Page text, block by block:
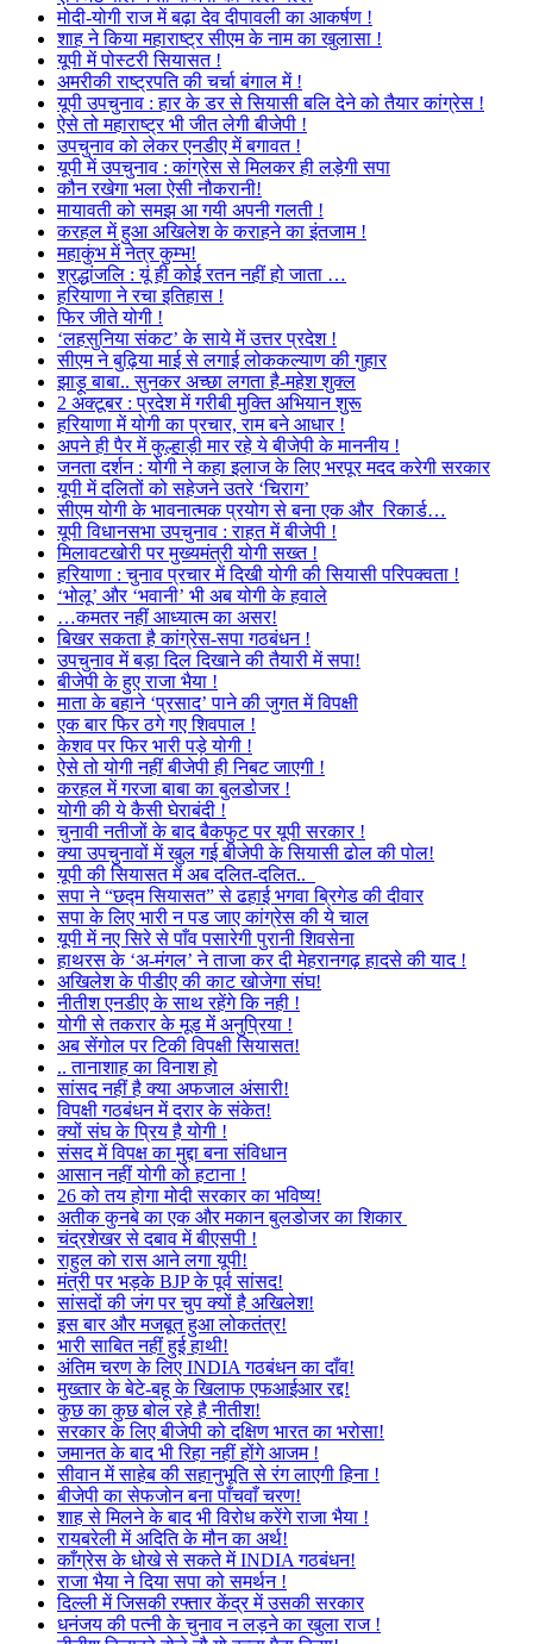
मोदी-योगी राज में बढ़ा देव दीपावली का आकर्षण !
शाह ने किया महाराष्ट्र सीएम के नाम का खुलासा !
यूपी में पोस्टरी सियासत !
अमरीकी राष्ट्रपति की चर्चा बंगाल में !
यूपी उपचुनाव : हार के डर से सियासी बलि देने को तैयार कांग्रेस !
ऐसे तो महाराष्ट्र भी जीत लेगी बीजेपी !
उपचुनाव को लेकर एनडीए में बगावत !
यूपी में उपचुनाव : कांग्रेस से मिलकर ही लड़ेगी सपा
कौन रखेगा भला ऐसी नौकरानी!
मायावती को समझ आ गयी अपनी गलती !
करहल में हुआ अखिलेश के कराहने का इंतजाम !
महाकुंभ में नेत्र कुम्भ!
श्रद्धांजलि : यूं ही कोई रतन नहीं हो जाता …
हरियाणा ने रचा इतिहास !
फिर जीते योगी !
‘लहसुनिया संकट’ के साये में उत्तर प्रदेश !
सीएम ने बुढ़िया माई से लगाई लोककल्याण की गुहार
झाड़ू बाबा.. सुनकर अच्छा लगता है-महेश शुक्ल
2 अक्टूबर : प्रदेश में गरीबी मुक्ति अभियान शुरू
हरियाणा में योगी का प्रचार, राम बने आधार !
अपने ही पैर में कुल्हाड़ी मार रहे ये बीजेपी के माननीय !
जनता दर्शन : योगी ने कहा इलाज के लिए भरपूर मदद करेगी सरकार
यूपी में दलितों को सहेजने उतरे ‘चिराग’
सीएम योगी के भावनात्मक प्रयोग से बना एक और रिकार्ड…
यूपी विधानसभा उपचुनाव : राहत में बीजेपी !
मिलावटखोरी पर मुख्यमंत्री योगी सख्त !
हरियाणा : चुनाव प्रचार में दिखी योगी की सियासी परिपक्वता !
‘भोलू’ और ‘भवानी’ भी अब योगी के हवाले
…कमतर नहीं आध्यात्म का असर!
बिखर सकता है कांग्रेस-सपा गठबंधन !
उपचुनाव में बड़ा दिल दिखाने की तैयारी में सपा!
बीजेपी के हुए राजा भैया !
माता के बहाने ‘प्रसाद’ पाने की जुगत में विपक्षी
एक बार फिर ठगे गए शिवपाल !
केशव पर फिर भारी पड़े योगी !
ऐसे तो योगी नहीं बीजेपी ही निबट जाएगी !
करहल में गरजा बाबा का बुलडोजर !
योगी की ये कैसी घेराबंदी !
चुनावी नतीजों के बाद बैकफुट पर यूपी सरकार !
क्या उपचुनावों में खुल गई बीजेपी के सियासी ढोल की पोल!
यूपी की सियासत में अब दलित-दलित..
सपा ने “छद्म सियासत” से ढहाई भगवा ब्रिगेड की दीवार
सपा के लिए भारी न पड जाए कांग्रेस की ये चाल
यूपी में नए सिरे से पाँव पसारेगी पुरानी शिवसेना
हाथरस के ‘अ-मंगल’ ने ताजा कर दी मेहरानगढ़ हादसे की याद !
अखिलेश के पीडीए की काट खोजेगा संघ!
नीतीश एनडीए के साथ रहेंगे कि नही !
योगी से तकरार के मूड में अनुप्रिया !
अब सेंगोल पर टिकी विपक्षी सियासत!
.. तानाशाह का विनाश हो
सांसद नहीं है क्या अफजाल अंसारी!
विपक्षी गठबंधन में दरार के संकेत!
क्यों संघ के प्रिय है योगी !
संसद में विपक्ष का मुद्दा बना संविधान
आसान नहीं योगी को हटाना !
26 को तय होगा मोदी सरकार का भविष्य!
अतीक कुनबे का एक और मकान बुलडोजर का शिकार
चंद्रशेखर से दबाव में बीएसपी !
राहुल को रास आने लगा यूपी!
मंत्री पर भड़के BJP के पूर्व सांसद!
सांसदों की जंग पर चुप क्यों है अखिलेश!
इस बार और मजबूत हुआ लोकतंत्र!
भारी साबित नहीं हुई हाथी!
अंतिम चरण के लिए INDIA गठबंधन का दाँव!
मुख्तार के बेटे-बहू के खिलाफ एफआईआर रद्द!
कुछ का कुछ बोल रहे है नीतीश!
सरकार के लिए बीजेपी को दक्षिण भारत का भरोसा!
जमानत के बाद भी रिहा नहीं होंगे आजम !
सीवान में साहेब की सहानुभूति से रंग लाएगी हिना !
बीजेपी का सेफजोन बना पाँचवाँ चरण!
शाह से मिलने के बाद भी विरोध करेंगे राजा भैया !
रायबरेली में अदिति के मौन का अर्थ!
काँग्रेस के धोखे से सकते में INDIA गठबंधन!
राजा भैया ने दिया सपा को समर्थन !
दिल्ली में जिसकी रफ्तार केंद्र में उसकी सरकार
धनंजय की पत्नी के चुनाव न लड़ने का खुला राज !